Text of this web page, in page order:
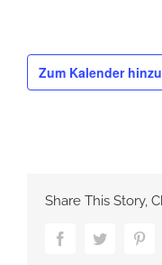
Zum Kalender
Share This Story,
FacebookTwitter